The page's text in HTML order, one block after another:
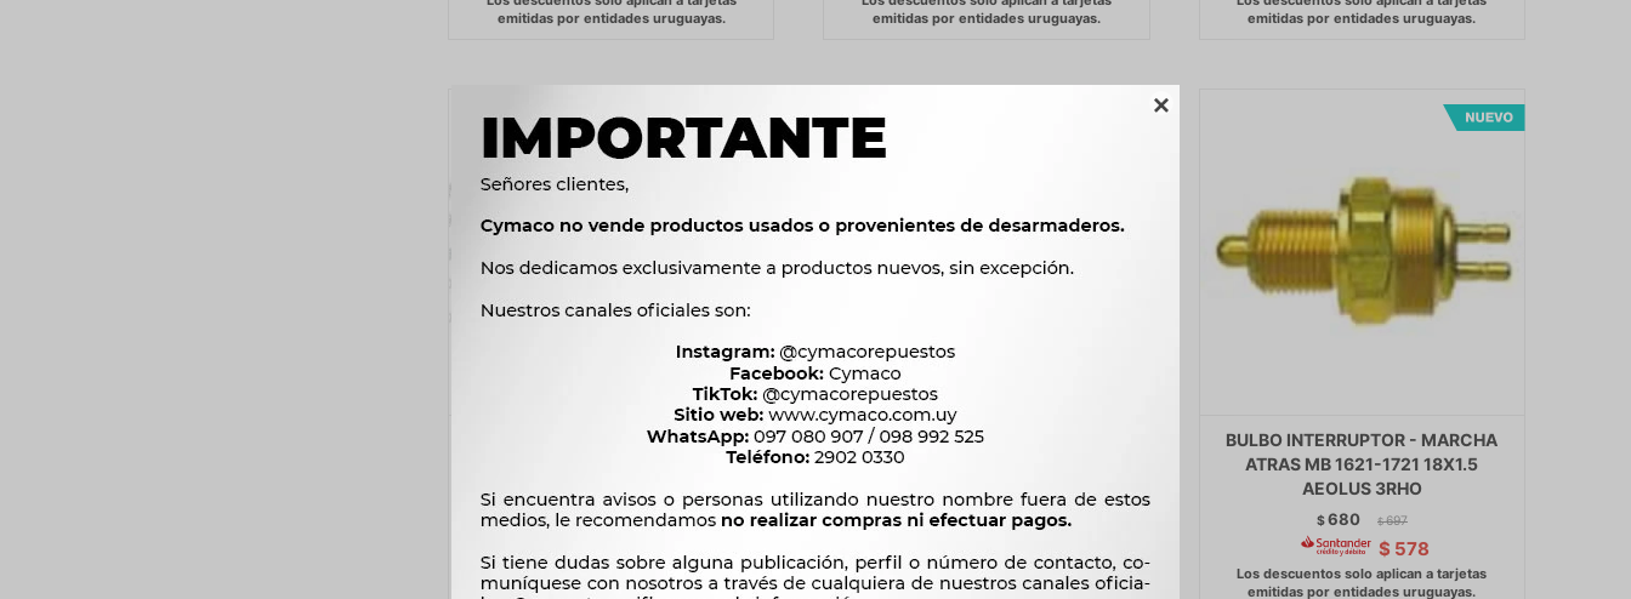

BULBO INTERRUPTOR - FRENO DE
MANO MB 1313-1513 ETC AIRE
COMP 3RHO
$ 500 $ 512
BULBO INTERRUPTOR - MARCHA
ATRAS MB 1618-1620 18X1.5 N-C
3RHO
$695 $ 712
BULBO INTERRUPTOR - MARCHA
ATRAS MB 1621-1721 18X1.5
AEOLUS 3RHO
$680 $ 697
$ 578